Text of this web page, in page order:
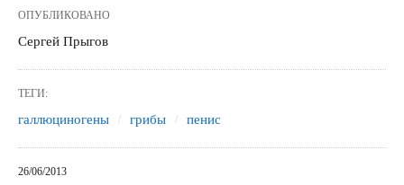
ОПУБЛИКОВАНО
Сергей Прыгов
ТЕГИ:
галлюциногены грибы пенис
26/06/2013